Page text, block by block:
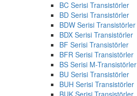
BC Serisi Transistörler
BD Serisi Transistörler
BDW Serisi Transistörler
BDX Serisi Transistörler
BF Serisi Transistörler
BFR Serisi Transistörler
BS Serisi M-Transistörler
BU Serisi Transistörler
BUH Serisi Transistörler